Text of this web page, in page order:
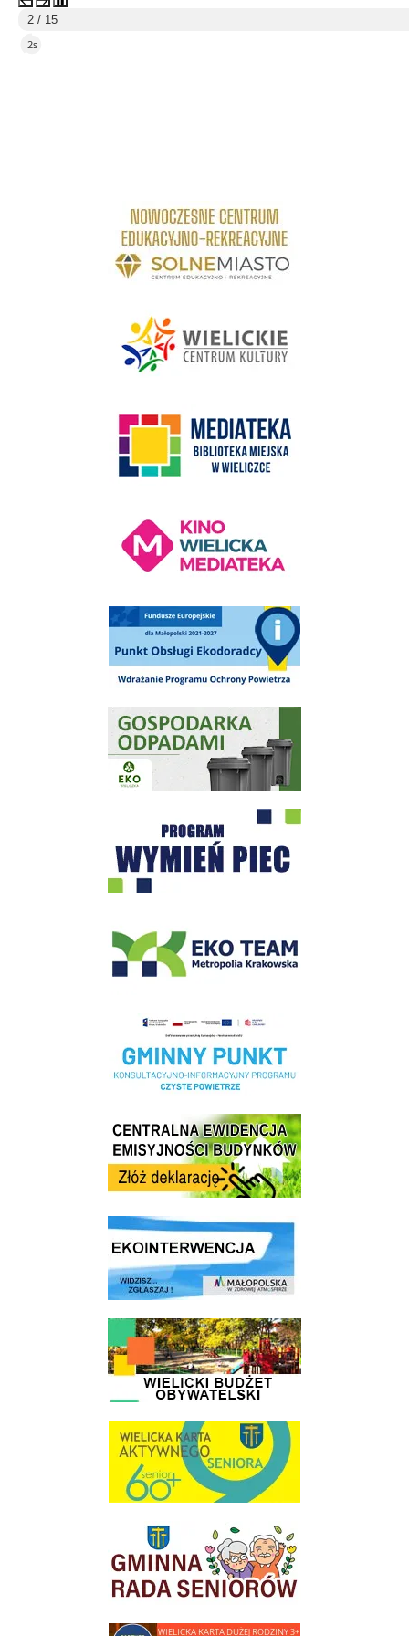
2 / 15
2s
link do strony Centrum Edukacyjno Rekreacyjne
Punkt Obsługi Ekodoradcy Wieliczka
Gospodarka odpadami na terenie Miasta i Gminy Wieliczka
Program "Czyste Powietrze" - Wieliczka
Realizacja Programu Czyste Powietrze w Gminie Wieliczka
Centrala Ewidencja Emisyjności Budynków - złóż deklarację
link do strony ekointerwencja dot.- powietrza
link do strony - Wielicki Budżet Obywatelski
link do strony Wielicka Karta Aktywnego Seniora
link do strony Gminnej Rady Seniorow - Wieliczka
link do strony - Wielicka Karta Dużej Rodziny